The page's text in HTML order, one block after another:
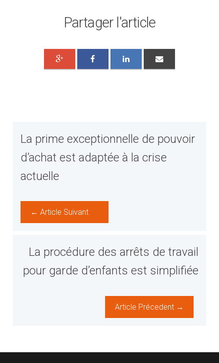
Partager l'article
La prime exceptionnelle de pouvoir
d’achat est adaptée à la crise
actuelle
← Article Suivant
La procédure des arrêts de travail
pour garde d’enfants est simplifiée
Article Précedent →